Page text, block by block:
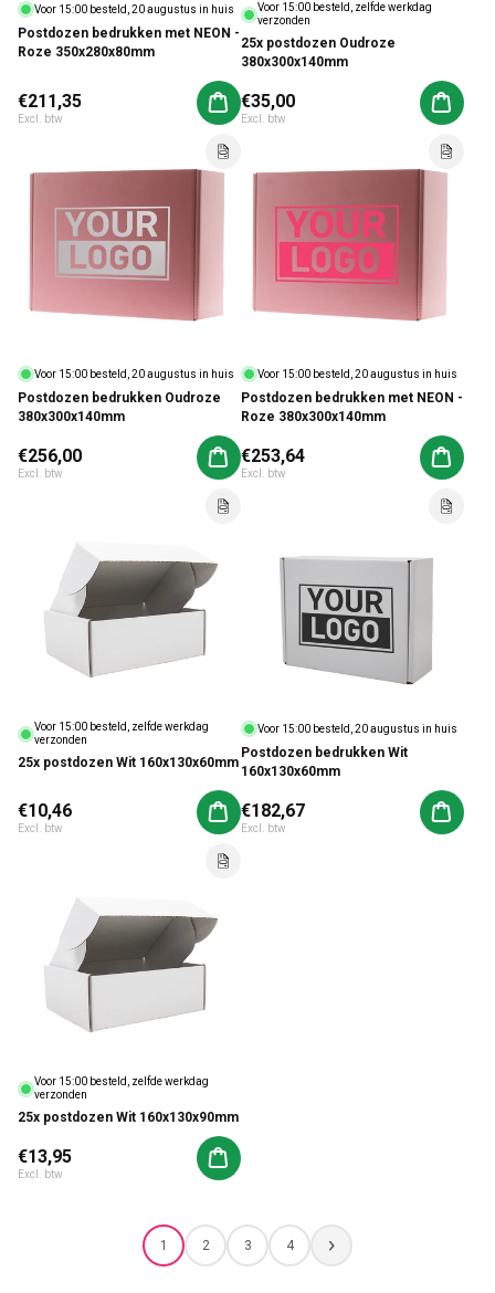
Voor 15:00 besteld, 20 augustus in huis
Postdozen bedrukken met NEON -
Roze 350x280x80mm
Normale prijs
€211,35
Excl. btw
Aan winkelwagen toevoegen
Voor 15:00 besteld, zelfde werkdag
verzonden
25x postdozen Oudroze
380x300x140mm
Normale prijs
€35,00
Excl. btw
Aan
Voor 15:00 besteld, 20 augustus in huis
Postdozen bedrukken Oudroze
380x300x140mm
Normale prijs
€256,00
Excl. btw
Aan winkelwagen toevoegen
Voor 15:00 besteld, 20 augustus in huis
Postdozen bedrukken met NEON -
Roze 380x300x140mm
Normale prijs
€253,64
Excl. btw
Aan
Voor 15:00 besteld, zelfde werkdag
verzonden
25x postdozen Wit 160x130x60mm
Normale prijs
€10,46
Excl. btw
Aan winkelwagen toevoegen
Voor 15:00 besteld, 20 augustus in huis
Postdozen bedrukken Wit
160x130x60mm
Normale prijs
€182,67
Excl. btw
Aan
Voor 15:00 besteld, zelfde werkdag
verzonden
25x postdozen Wit 160x130x90mm
Normale prijs
€13,95
Excl. btw
Aan winkelwagen toevoegen
1 2 3 4